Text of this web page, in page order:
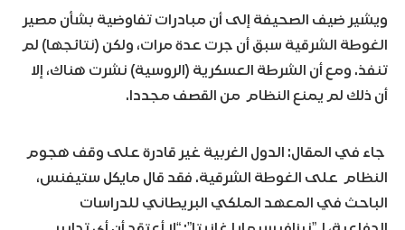
ويشير ضيف الصحيفة إلى أن مبادرات تفاوضية بشأن مصير
الغوطة الشرقية سبق أن جرت عدة مرات، ولكن (نتائجها) لم
تنفذ. ومع أن الشرطة العسكرية (الروسية) نشرت هناك، إلا
أن ذلك لم يمنع النظام من القصف مجددا.
جاء في المقال: الدول الغربية غير قادرة على وقف هجوم
النظام على الغوطة الشرقية. فقد قال مايكل ستيفنس،
الباحث في المعهد الملكي البريطاني للدراسات